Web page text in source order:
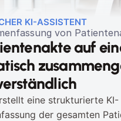
KI-ASSISTENT
von
auf
eine strukturierte KI-
der gesamten